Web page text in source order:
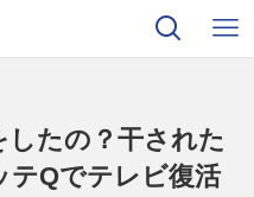
したの？干された
テQでテレビ復活